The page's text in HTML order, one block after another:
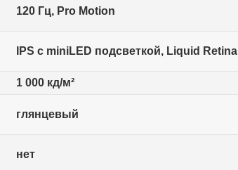
120 Гц, Pro Motion
IPS с miniLED подсветкой, Liquid
1 000 кд/м²
глянцевый
нет